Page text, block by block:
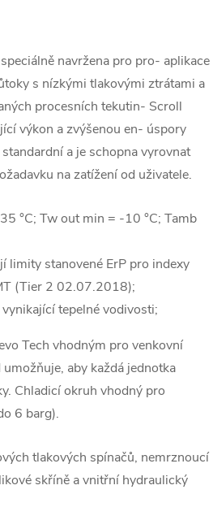
navržena pro pro- aplikace
s nízkými tlakovými ztrátami a
procesních tekutin- Scroll
výkon a zvýšenou en- úspory
a je schopna vyrovnat
na zatížení od uživatele.
°C; Tw out min = -10 °C; Tamb
limity stanovené ErP pro indexy
(Tier 2 02.07.2018);
tepelné vodivosti;
Tech vhodným pro venkovní
aby každá jednotka
Chladicí okruh vhodný pro
6 barg).
tlakových spínačů, nemrznoucí
skříně a vnitřní hydraulický